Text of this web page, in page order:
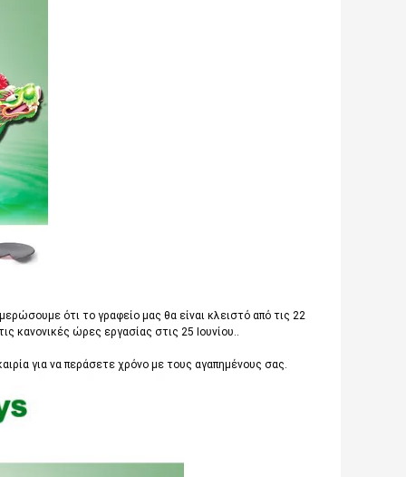
ότι το γραφείο μας θα είναι κλειστό από τις 22
κανονικές ώρες εργασίας στις 25 Ιουνίου..
για να περάσετε χρόνο με τους αγαπημένους σας.